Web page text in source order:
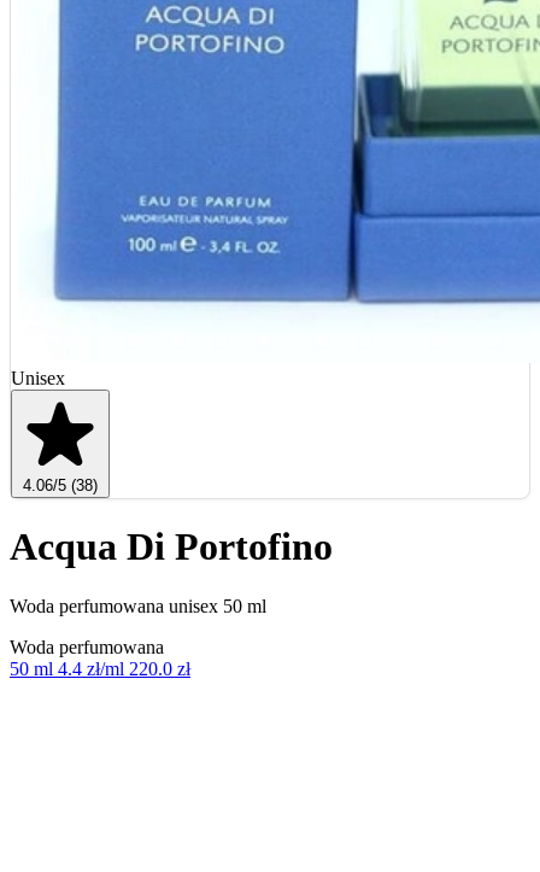
Unisex
4.06/5 (38)
Acqua Di Portofino
Woda perfumowana unisex 50 ml
Woda perfumowana
50 ml 4.4 zł/ml 220.0 zł